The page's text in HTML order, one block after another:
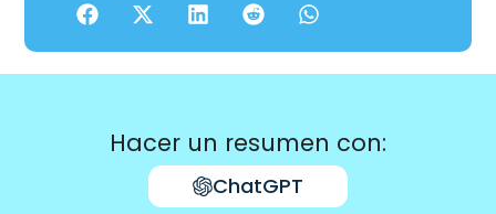
Hacer un resumen con:
ChatGPT